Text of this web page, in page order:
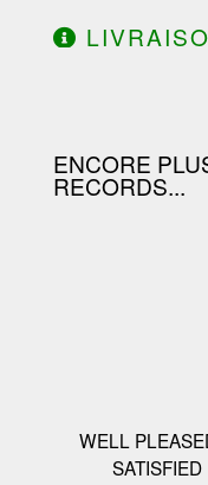
ENCORE
RECORDS...
WELL
SATISFIED